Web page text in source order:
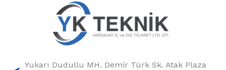
Yukarı Dudullu MH. Demir Türk Sk. Atak Plaza